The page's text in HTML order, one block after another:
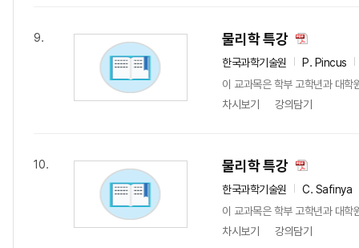
9. 물리학 특강
한국과학기술원
P. Pincus
이 교과목은 학부 고학년과 대학
차시보기
강의담기
10. 물리학 특강
한국과학기술원
C. Safinya
이 교과목은 학부 고학년과 대학
차시보기
강의담기